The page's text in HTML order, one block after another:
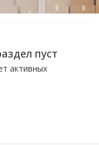
пуст
активных